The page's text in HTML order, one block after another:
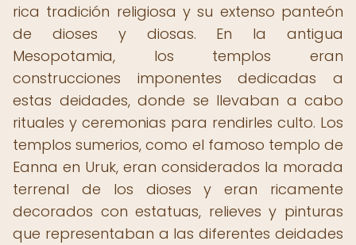
rica tradición religiosa y su extenso panteón
de dioses y diosas. En la antigua
Mesopotamia, los templos eran
construcciones imponentes dedicadas a
estas deidades, donde se llevaban a cabo
rituales y ceremonias para rendirles culto. Los
templos sumerios, como el famoso templo de
Eanna en Uruk, eran considerados la morada
terrenal de los dioses y eran ricamente
decorados con estatuas, relieves y pinturas
que representaban a las diferentes deidades